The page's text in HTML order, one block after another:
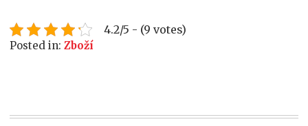
4.2/5 - (9 votes)
Posted in:Zboží